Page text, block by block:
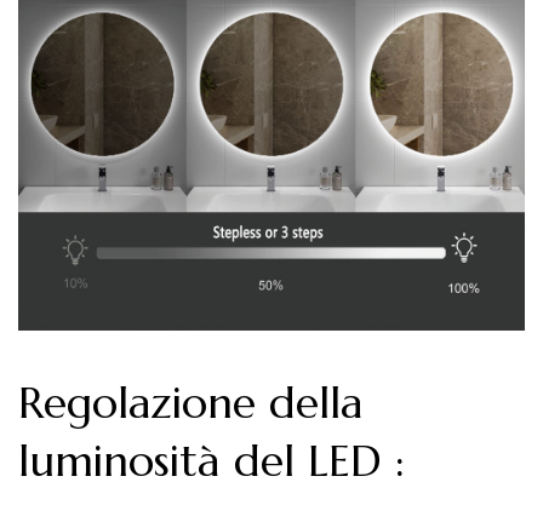
Regolazione della
luminosità del LED :